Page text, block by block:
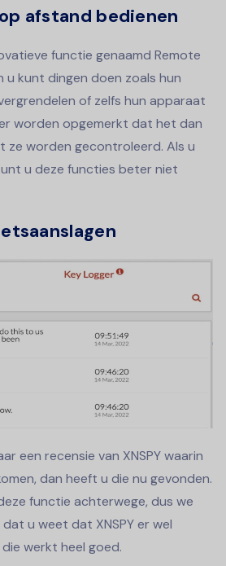
afstand bedienen
functie genaamd Remote
u kunt dingen doen zoals hun
of zelfs hun apparaat
worden opgemerkt dat het dan
ze worden gecontroleerd. Als u
u deze functies beter niet
een recensie van XNSPY waarin
dan heeft u die nu gevonden.
functie achterwege, dus we
u weet dat XNSPY er wel
werkt heel goed.